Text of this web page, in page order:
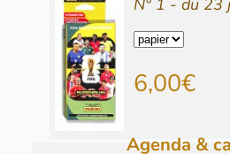
N° 1 - du
6,00€
Agenda &